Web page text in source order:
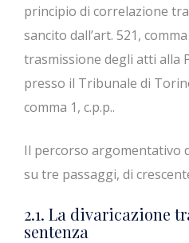
principio di correlazione
sancito dall’art. 521,
trasmissione degli atti alla
presso il Tribunale di
comma 1, c.p.p..
Il percorso argomentativo
su tre passaggi, di
2.1. La divaricazione
sentenza